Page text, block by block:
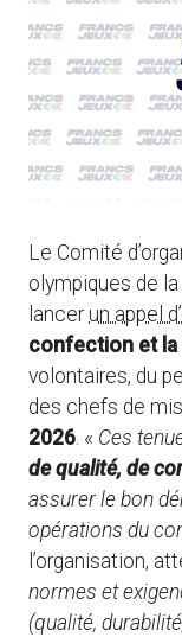
Le Comité
olympiques de
lancer un appel
confection et
volontaires, du
des chefs de
2026. « Ces
de qualité, de
assurer le bon
opérations du
l’organisation,
normes et
(qualité,